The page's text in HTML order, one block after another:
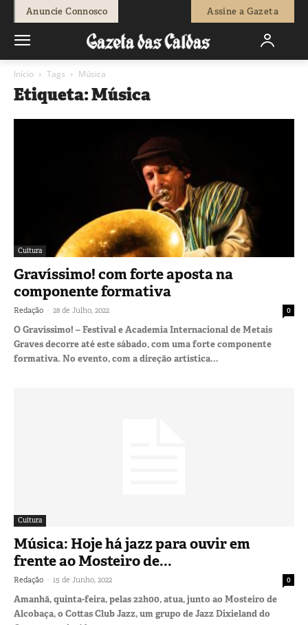
Anuncie Connosco Assine a Gazeta
Início Tags Música
Etiqueta: Música
Cultura
Gravíssimo! com forte aposta na
componente formativa
Redação - 28 de Julho, 2022 0
O Gravíssimo! – Festival e Academia Internacional de Metais
Graves decorre até este sábado, com uma forte componente
formativa. No evento, com a direção artística...
Cultura
Música: Hoje há jazz para ouvir em
frente ao Mosteiro de...
Redação - 15 de Junho, 2022 0
Amanhã, quinta-feira, pelas 22h00, atua, junto ao Mosteiro de
Alcobaça, o Cottas Club Jazz, um grupo de Jazz Dixieland do